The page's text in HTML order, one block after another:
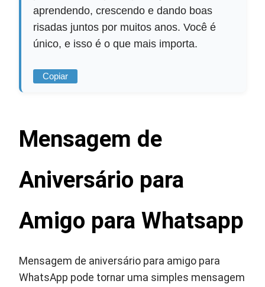
aprendendo, crescendo e dando boas
risadas juntos por muitos anos. Você é
único, e isso é o que mais importa.
Copiar
Mensagem de
Aniversário para
Amigo para Whatsapp
Mensagem de aniversário para amigo para
WhatsApp pode tornar uma simples mensagem